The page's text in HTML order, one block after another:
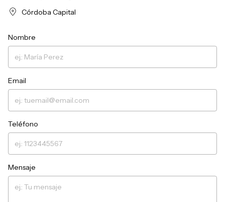
Córdoba Capital
Nombre
Email
Teléfono
Mensaje